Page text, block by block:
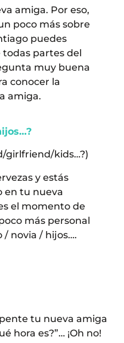
amiga. Por eso,
poco más sobre
puedes
partes del
muy buena
conocer la
amiga.
girlfriend/kids…?)
y estás
en tu nueva
el momento de
más personal
/ novia / hijos….
tu nueva amiga
hora es?”… ¡Oh no!